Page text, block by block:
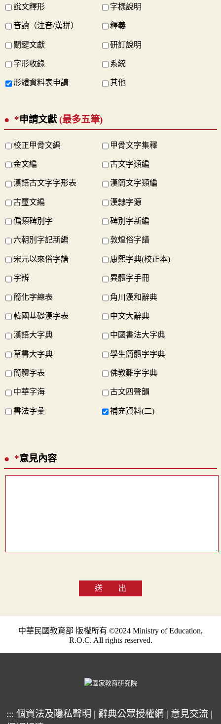
說文釋形 字樣說明
音讀（注音/漢拼） 釋義
關鍵文獻 研訂說明
字形收錄 系統
形體資料表申請 其他
*申請文獻 (最多五筆)
校正甲骨文編 甲骨文字集釋
金文編 古文字類編
漢語古文字字形表 漢簡文字類編
古璽文編 漢隸字源
偏類碑別字 碑別字新編
六朝別字記新編 敦煌俗字譜
宋元以來俗字譜 康熙字典(校正本)
字辨 異體字手冊
簡化字總表 角川漢和辭典
韓國基礎漢字表 中文大辭典
漢語大字典 中國書法大字典
草書大字典 學生簡體字字典
簡體字表 佛教難字字典
中華字海 古文四聲韻
書法字彙 補充資料(二)
*意見內容
送 出
中華民國教育部 版權所有 ©2024 Ministry of Education,
R.O.C. All rights reserved.
::: 個資法及隱私聲明 | 辭典公眾授權網 | 意見交流 |